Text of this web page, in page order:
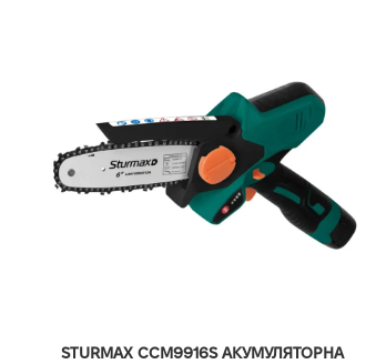
STURMAX CCM9916S АКУМУЛЯТОРНА